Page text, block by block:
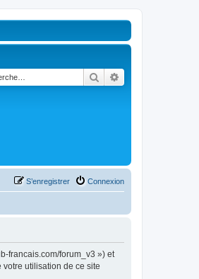
Rechercher
Connexion
S’enregistrer
francais.com/forum_v3 ») et
utilisation de ce site